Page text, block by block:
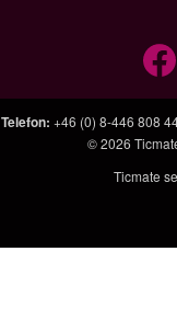
Telefon: +46 (0) 8-446 808
© 2026
Ticmate